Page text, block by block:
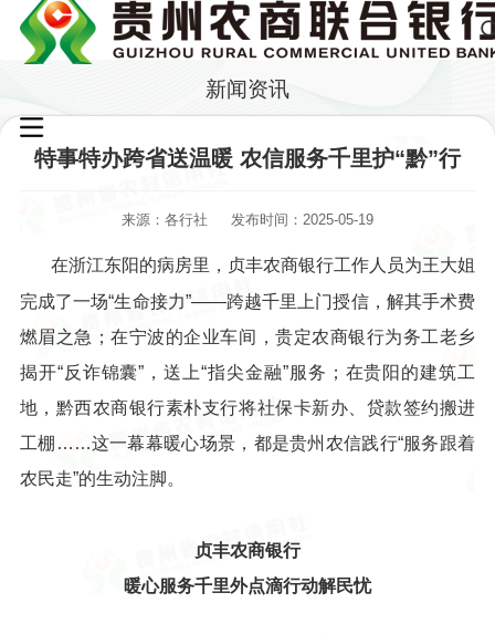
新闻资讯
特事特办跨省送温暖 农信服务千里护“黔”行
来源：各行社 发布时间：2025-05-19
在浙江东阳的病房里，贞丰农商银行工作人员为王大姐
完成了一场“生命接力”——跨越千里上门授信，解其手术费
燃眉之急；在宁波的企业车间，贵定农商银行为务工老乡
揭开“反诈锦囊”，送上“指尖金融”服务；在贵阳的建筑工
地，黔西农商银行素朴支行将社保卡新办、贷款签约搬进
工棚……这一幕幕暖心场景，都是贵州农信践行“服务跟着
农民走”的生动注脚。
贞丰农商银行
暖心服务千里外点滴行动解民忧